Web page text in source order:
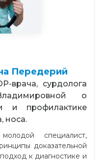
Передерий
врача, сурдолога
о
и профилактике
носа.
специалист,
доказательной
к диагностике и